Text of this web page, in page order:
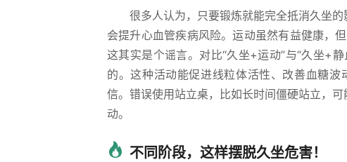
很多人认为，只要锻炼就能完全抵消久坐
会提升心血管疾病风险。运动虽然有益健康，
这其实是个谣言。对比“久坐+运动”与“久坐+
的。这种活动能促进线粒体活性、改善血糖
信。错误使用站立桌，比如长时间僵硬站立，
动。
不同阶段，这样摆脱久坐危害！